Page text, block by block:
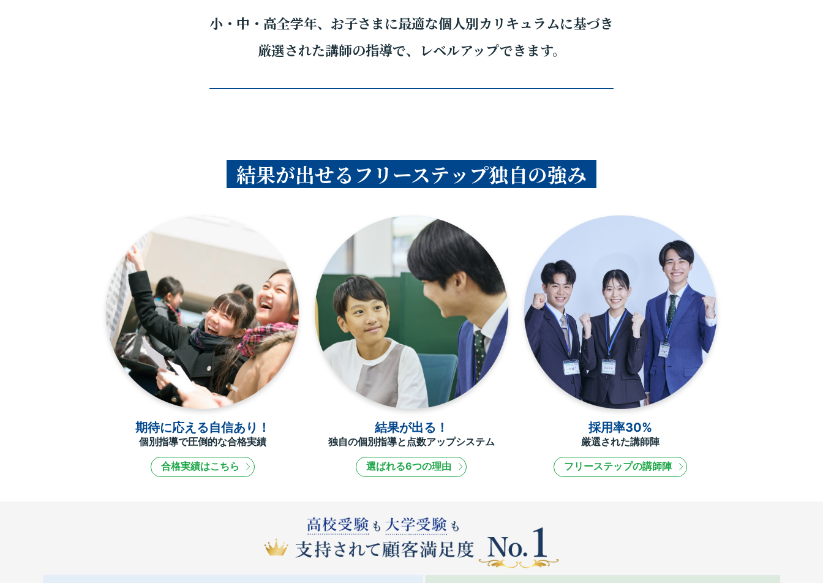
小・中・高全学年、お子さまに最適な個人別カリキュラムに基づき
厳選された講師の指導で、レベルアップできます。
結果が出せるフリーステップ独自の強み
期待に応える自信あり！
個別指導で圧倒的な合格実績
合格実績はこちら
結果が出る！
独自の個別指導と点数アップシステム
選ばれる6つの理由
採用率30%
厳選された講師陣
フリーステップの講師陣